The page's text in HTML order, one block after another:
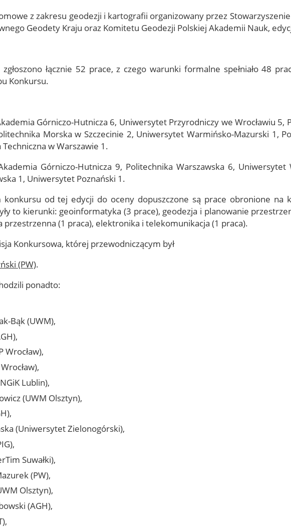
Knowledge
Electronic
signature and
electronic seal
z zakresu geodezji i kartografii organizowany przez
Geodety Kraju oraz Komitetu Geodezji Polskiej Akademii Nauk,
łącznie 52 prace, z czego warunki formalne spełniało 48
Konkursu.
Górniczo-Hutnicza 6, Uniwersytet Przyrodniczy we Wrocławiu 5,
Morska w Szczecinie 2, Uniwersytet Warmińsko-Mazurski 1,
w Warszawie 1.
Górniczo-Hutnicza 9, Politechnika Warszawska 6,
1, Uniwersytet Poznański 1.
od tej edycji do oceny dopuszczone są prace obronione na
to kierunki: geoinformatyka (3 prace), geodezja i planowanie
przestrzenna (1 praca), elektronika i telekomunikacja (1 praca).
Konkursowa, której przewodniczącym był
(PW).
ponadto:
Bąk (UWM),
Wrocław),
Lublin),
(UWM Olsztyn),
(Uniwersytet Zielonogórski),
Suwałki),
(PW),
Olsztyn),
(AGH),